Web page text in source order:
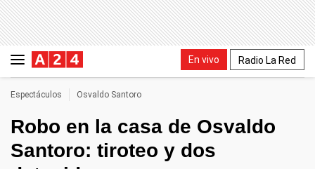
En vivo Radio La Red
Espectáculos Osvaldo Santoro
Robo en la casa de Osvaldo
Santoro: tiroteo y dos